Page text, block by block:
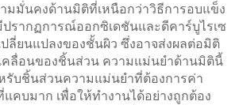
มมั่นคงด้านมิติที่เหนือกว่าวิธีการอบแข็ง
ปรากฏการณ์ออกซิเดชันและดีคาร์บูไรเซ
ลี่ยนแปลงของชั้นผิว ซึ่งอาจส่งผลต่อมิติ
คลื่อนของชิ้นส่วน ความแม่นยำด้านมิตินี้
รับชิ้นส่วนความแม่นยำที่ต้องการค่า
คบมาก เพื่อให้ทำงานได้อย่างถูกต้อง